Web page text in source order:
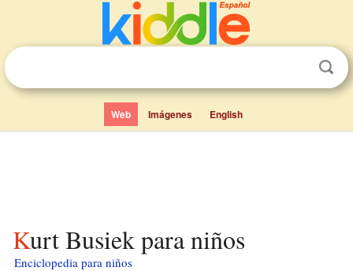
Web Imágenes English
Kurt Busiek para niños
Enciclopedia para niños